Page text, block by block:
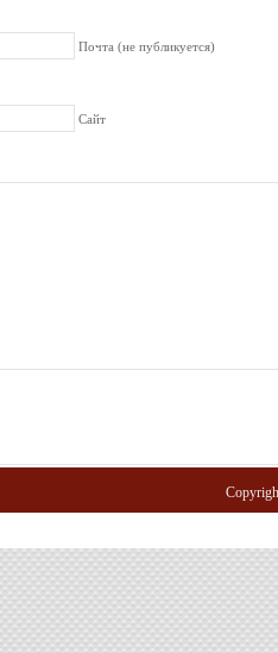
Почта (не публикуется)
Сайт